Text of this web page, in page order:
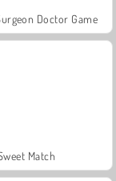
Doctor Game
Match